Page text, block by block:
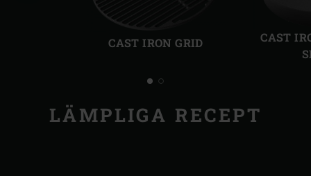
CAST IRON GRID
CAST
LÄMPLIGA RECEPT